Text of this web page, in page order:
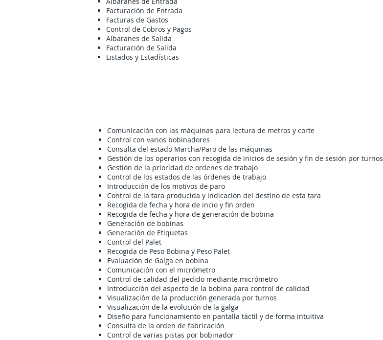
Facturación de Entrada
Facturas de Gastos
Control de Cobros y Pagos
Albaranes de Salida
Facturación de Salida
Listados y Estadísticas
Comunicación con las máquinas para lectura de metros y corte
Control con varios bobinadores
Consulta del estado Marcha/Paro de las máquinas
Gestión de los operarios con recogida de inicios de sesión y fin de sesión por turnos
Gestión de la prioridad de ordenes de trabajo
Control de los estados de las órdenes de trabajo
Introducción de los motivos de paro
Control de la tara producida y indicación del destino de esta tara
Recogida de fecha y hora de incio y fin orden
Recogida de fecha y hora de generación de bobina
Generación de bobinas
Generación de Etiquetas
Control del Palet
Recogida de Peso Bobina y Peso Palet
Evaluación de Galga en bobina
Comunicación con el micrómetro
Control de calidad del pedido mediante micrómetro
Introducción del aspecto de la bobina para control de calidad
Visualización de la producción generada por turnos
Visualización de la evolución de la galga
Diseño para funcionamiento en pantalla táctil y de forma intuitiva
Consulta de la orden de fabricación
Control de varias pistas por bobinador